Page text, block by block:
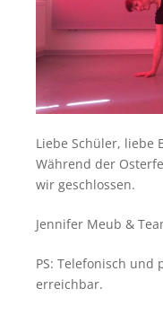
Liebe Schüler, liebe
Während der
wir geschlossen.
Jennifer Meub &
PS: Telefonisch
erreichbar.